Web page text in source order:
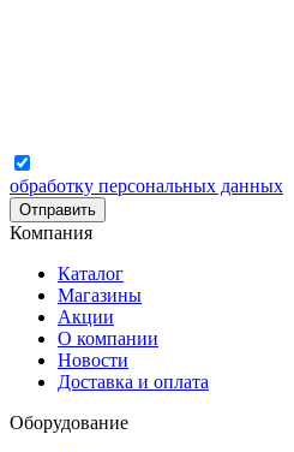
обработку персональных данных
Отправить
Компания
Каталог
Магазины
Акции
О компании
Новости
Доставка и оплата
Оборудование